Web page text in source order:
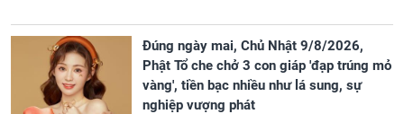
Đúng ngày mai, Chủ Nhật 9/8/2026,
Phật Tổ che chở 3 con giáp 'đạp trúng mỏ
vàng', tiền bạc nhiều như lá sung, sự
nghiệp vượng phát